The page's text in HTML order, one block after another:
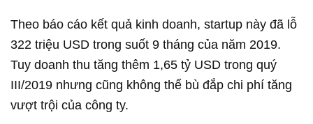
Theo báo cáo kết quả kinh doanh, startup này đã lỗ
322 triệu USD trong suốt 9 tháng của năm 2019.
Tuy doanh thu tăng thêm 1,65 tỷ USD trong quý
III/2019 nhưng cũng không thể bù đắp chi phí tăng
vượt trội của công ty.